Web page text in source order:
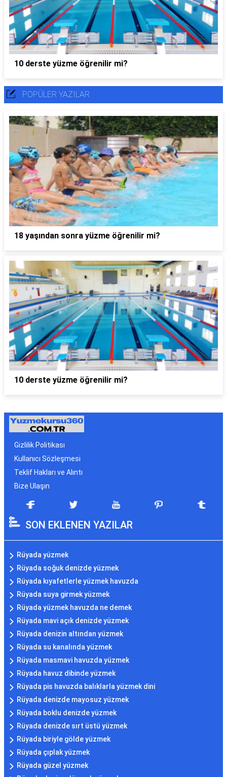
10 derste yüzme öğrenilir mi?
POPÜLER YAZILAR
18 yaşından sonra yüzme öğrenilir mi?
10 derste yüzme öğrenilir mi?
Gizlilik Politikası
Kullanıcı Sözleşmesi
Teklif Hakları ve Alıntı
Bize Ulaşın
SON EKLENEN YAZILAR
Rüyada yüzmek
Rüyada soğuk denizde yüzmek
Rüyada kıyafetlerle yüzmek havuzda
Rüyada suya girmek yüzmek
Rüyada yüzmek havuzda ne demek
Rüyada mavi açık denizde yüzmek
Rüyada denizin altından yüzmek
Rüyada su kanalında yüzmek
Rüyada masmavi havuzda yüzmek
Rüyada havuz dibinde yüzmek
Rüyada pis havuzda balıklarla yüzmek dini
Rüyada denizde mayosuz yüzmek
Rüyada boklu denizde yüzmek
Rüyada denizde sırt üstü yüzmek
Rüyada biriyle gölde yüzmek
Rüyada çıplak yüzmek
Rüyada güzel yüzmek